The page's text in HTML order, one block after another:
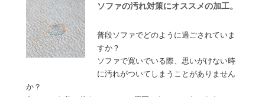
ソファの汚れ対策にオススメの加工。
普段ソファでどのように過ごされていま
すか？
ソファで寛いでいる際、思いがけない時
に汚れがついてしまうことがありません
か？